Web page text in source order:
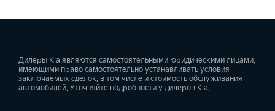
Дилеры Kia являются самостоятельными юридическими лицами,
имеющими право самостоятельно устанавливать условия
заключаемых сделок, в том числе и стоимость обслуживания
автомобилей. Уточняйте подробности у дилеров Kia.